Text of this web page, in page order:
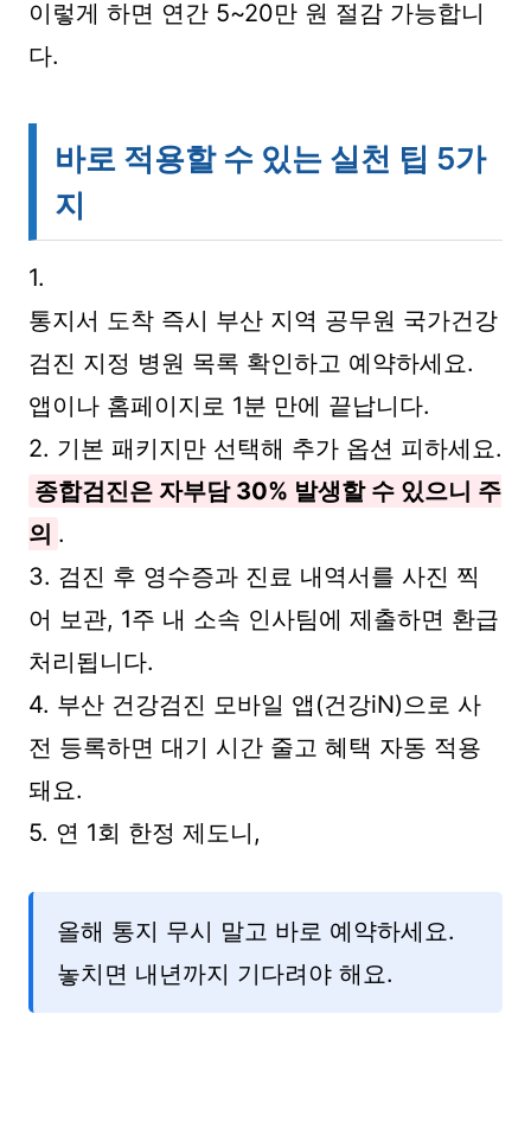
이렇게 하면 연간 5~20만 원 절감 가능합니
다.
바로 적용할 수 있는 실천 팁 5가
지
1.
통지서 도착 즉시 부산 지역 공무원 국가건강
검진 지정 병원 목록 확인하고 예약하세요.
앱이나 홈페이지로 1분 만에 끝납니다.
2. 기본 패키지만 선택해 추가 옵션 피하세요.
종합검진은 자부담 30% 발생할 수 있으니 주
의 .
3. 검진 후 영수증과 진료 내역서를 사진 찍
어 보관, 1주 내 소속 인사팀에 제출하면 환급
처리됩니다.
4. 부산 건강검진 모바일 앱(건강iN)으로 사
전 등록하면 대기 시간 줄고 혜택 자동 적용
돼요.
5. 연 1회 한정 제도니,
올해 통지 무시 말고 바로 예약하세요.
놓치면 내년까지 기다려야 해요.